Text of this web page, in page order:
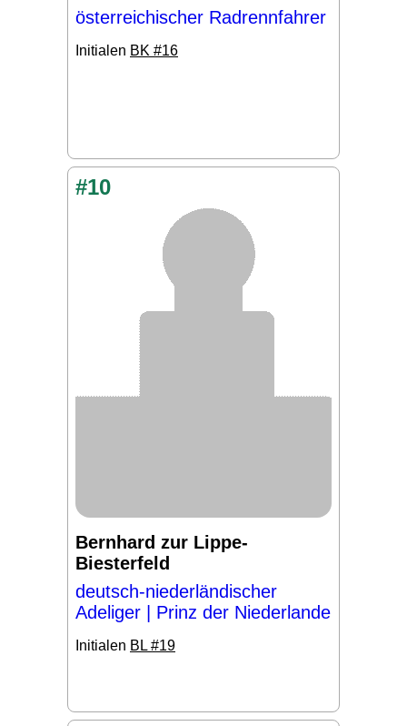
österreichischer Radrennfahrer
Initialen BK #16
#10
Bernhard zur Lippe-
Biesterfeld
deutsch-niederländischer
Adeliger | Prinz der Niederlande
Initialen BL #19